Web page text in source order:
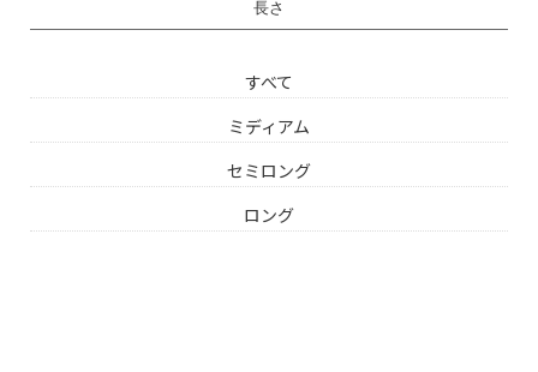
長さ
すべて
ミディアム
セミロング
ロング